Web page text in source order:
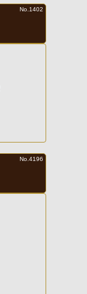
No.1402
No.4196